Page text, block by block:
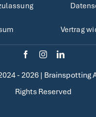
Vertrag
- 2026 | Brainspotting
Rights Reserved